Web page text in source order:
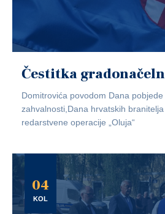
Čestitka
Domitrovića povodom Dana
zahvalnosti,Dana hrvatskih
redarstvene operacije „Oluja“
04
KOL